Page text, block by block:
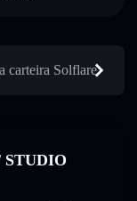
carteira Solflare
STUDIO